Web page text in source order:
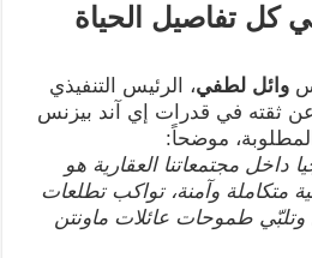
كل تفاصيل الحياة
وائل لطفي، الرئيس التنفيذي
عن ثقته في قدرات إي آند بيزنس
المطلوبة، موضحاً:
داخل مجتمعاتنا العقارية هو
متكاملة وآمنة، تواكب تطلعات
طموحات عائلات ماونتن